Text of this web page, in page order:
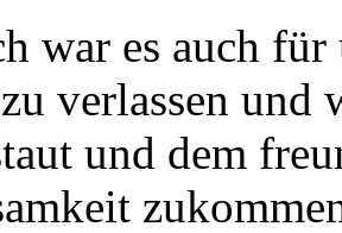
war es auch
verlassen und
und dem